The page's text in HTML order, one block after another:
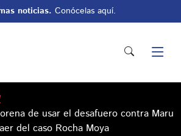
noticias. Conócelas aquí.
de usar el desafuero contra Maru
del caso Rocha Moya